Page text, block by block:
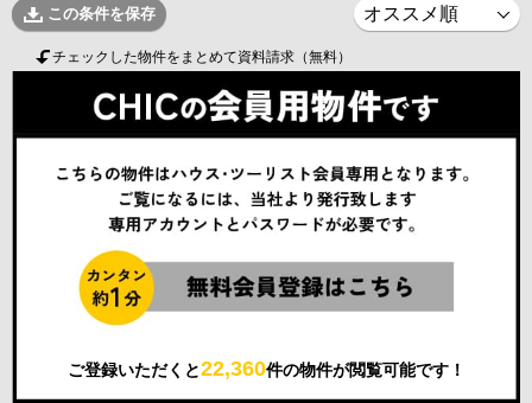
この条件を保存
チェックした物件をまとめて資料請求（無料）
ご登録いただくと22,360件の物件が閲覧可能です！